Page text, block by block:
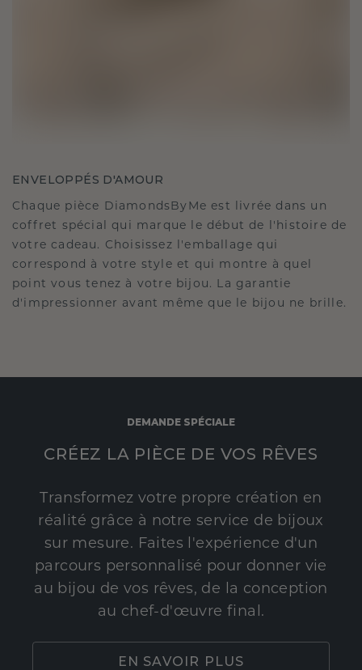
ENVELOPPÉS D'AMOUR
Chaque pièce DiamondsByMe est livrée dans un
coffret spécial qui marque le début de l'histoire de
votre cadeau. Choisissez l'emballage qui
correspond à votre style et qui montre à quel
point vous tenez à votre bijou. La garantie
d'impressionner avant même que le bijou ne brille.
DEMANDE SPÉCIALE
CRÉEZ LA PIÈCE DE VOS RÊVES
Transformez votre propre création en
réalité grâce à notre service de bijoux
sur mesure. Faites l'expérience d'un
parcours personnalisé pour donner vie
au bijou de vos rêves, de la conception
au chef-d'œuvre final.
EN SAVOIR PLUS